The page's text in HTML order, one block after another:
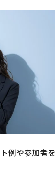
例や参加者を